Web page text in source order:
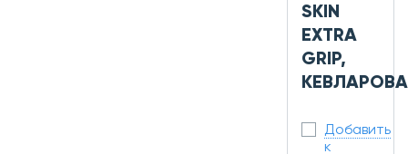
SKIN
EXTRA
GRIP,
Добавить
к